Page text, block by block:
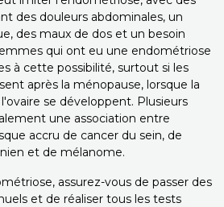
des douleurs abdominales, un
des maux de dos et un besoin
qui ont eu une endométriose
à cette possibilité, surtout si les
après la ménopause, lorsque la
se développent. Plusieurs
une association entre
accru de cancer du sein, de
et de mélanome.
assurez-vous de passer des
et de réaliser tous les tests